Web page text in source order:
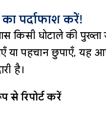
का पर्दाफाश करें!
किसी घोटाले की
या पहचान छुपाएँ, यह
है।
से रिपोर्ट करें